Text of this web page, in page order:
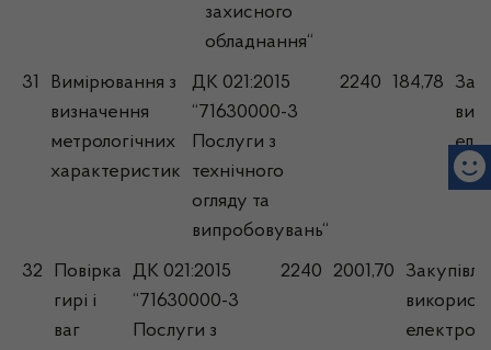
захисного
обладнання“
31
Вимірювання з
визначення
метрологічних
характеристик
ДК 021:2015
“71630000-3
Послуги з
технічного
огляду та
випробовувань“
2240 184,78
32
Повірка
гирі і
ваг
ДК 021:2015
“71630000-3
Послуги з
2240 2001,70